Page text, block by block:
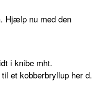
Hjælp nu med den
i knibe mht.
et kobberbryllup her d.